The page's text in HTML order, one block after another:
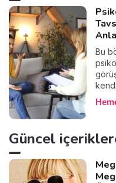
Bu
ve
Güncel